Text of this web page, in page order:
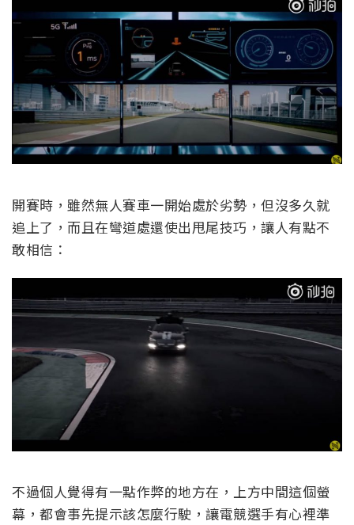
開賽時，雖然無人賽車一開始處於劣勢，但沒多久就
追上了，而且在彎道處還使出甩尾技巧，讓人有點不
敢相信：
不過個人覺得有一點作弊的地方在，上方中間這個螢
幕，都會事先提示該怎麼行駛，讓電競選手有心裡準